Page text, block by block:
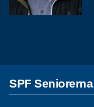
SPF Seniorerna